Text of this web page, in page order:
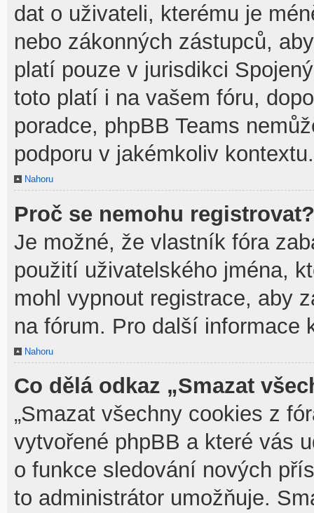
dat o uživateli, kterému je
nebo zákonných zástupců,
platí pouze v jurisdikci
toto platí i na vašem fóru,
poradce, phpBB Teams
podporu v jakémkoliv kontextu.
Nahoru
Proč se nemohu registrovat?
Je možné, že vlastník fóra
použití uživatelského jména,
mohl vypnout registrace, aby
na fórum. Pro další informace
Nahoru
Co dělá odkaz „Smazat
„Smazat všechny cookies z
vytvořené phpBB a které vás
o funkce sledování nových
to administrátor umožňuje.